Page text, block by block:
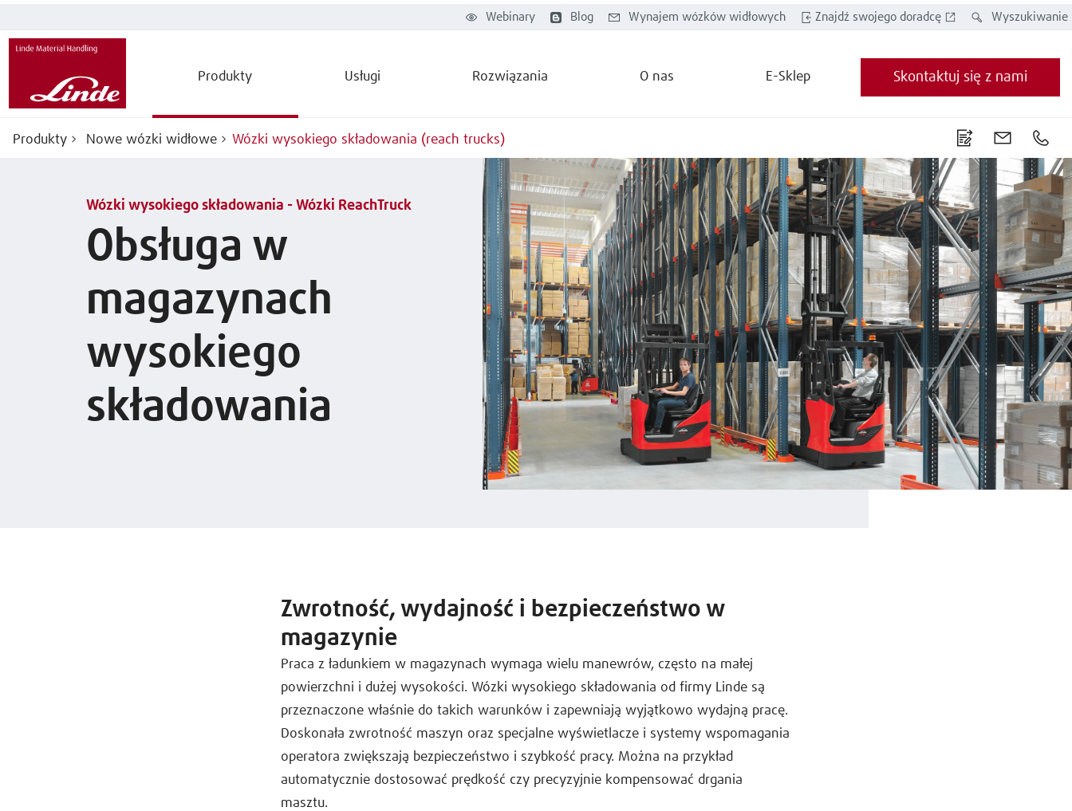
Produkty Usługi Rozwiązania O nas E-Sklep
Wyszukiwanie
Znajdź swojego doradcę
Wynajem wózków widłowych
Blog
Webinary
Skontaktuj się z nami
Produkty Nowe wózki widłowe Wózki wysokiego składowania (reach trucks)
Wózki wysokiego składowania - Wózki ReachTruck
Obsługa w
magazynach
wysokiego
składowania
Zwrotność, wydajność i bezpieczeństwo w
magazynie
Praca z ładunkiem w magazynach wymaga wielu manewrów, często na małej
powierzchni i dużej wysokości. Wózki wysokiego składowania od firmy Linde są
przeznaczone właśnie do takich warunków i zapewniają wyjątkowo wydajną pracę.
Doskonała zwrotność maszyn oraz specjalne wyświetlacze i systemy wspomagania
operatora zwiększają bezpieczeństwo i szybkość pracy. Można na przykład
automatycznie dostosować prędkość czy precyzyjnie kompensować drgania
masztu.